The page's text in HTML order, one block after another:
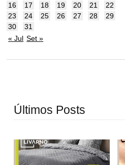
16
17 18 19 20 21
22
23
24 25 26 27 28
29
30
31
« Jul Set »
Últimos Posts